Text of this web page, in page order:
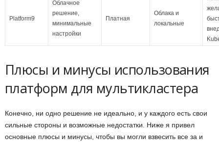
Platform9
Облачное
решение,
минимальные
настройки
Платная
Облака и
локальные
Плюсы и минусы использования
платформ для мультикластера
Конечно, ни одно решение не идеально, и у каждого есть свои
сильные стороны и возможные недостатки. Ниже я привел
основные плюсы и минусы, чтобы вы могли взвесить все за и